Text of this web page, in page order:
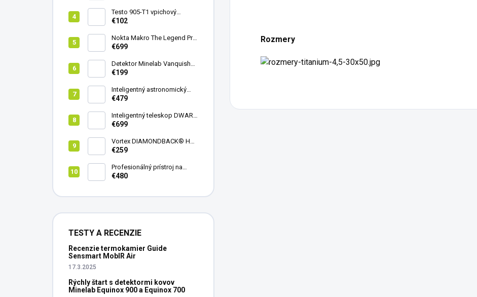
Testo 905-T1 vpichový
teplomer
€102
Nokta Makro The Legend Pro
Pack - model 2024
€699
Detektor Minelab Vanquish
340
€199
Inteligentný astronomický
teleskop DwarfLab Dwarf
€479
Inteligentný teleskop DWARF
III + originálny statív DWARF 3
€699
Vortex DIAMONDBACK® HD
8X42
€259
Profesionálný prístroj na
vedenie vŕtania Laserliner
€480
TESTY A RECENZIE
Recenzie termokamier Guide
Sensmart MobIR Air
17.3.2025
Rýchly štart s detektormi kovov
Minelab Equinox 900 a Equinox 700
Rozmery